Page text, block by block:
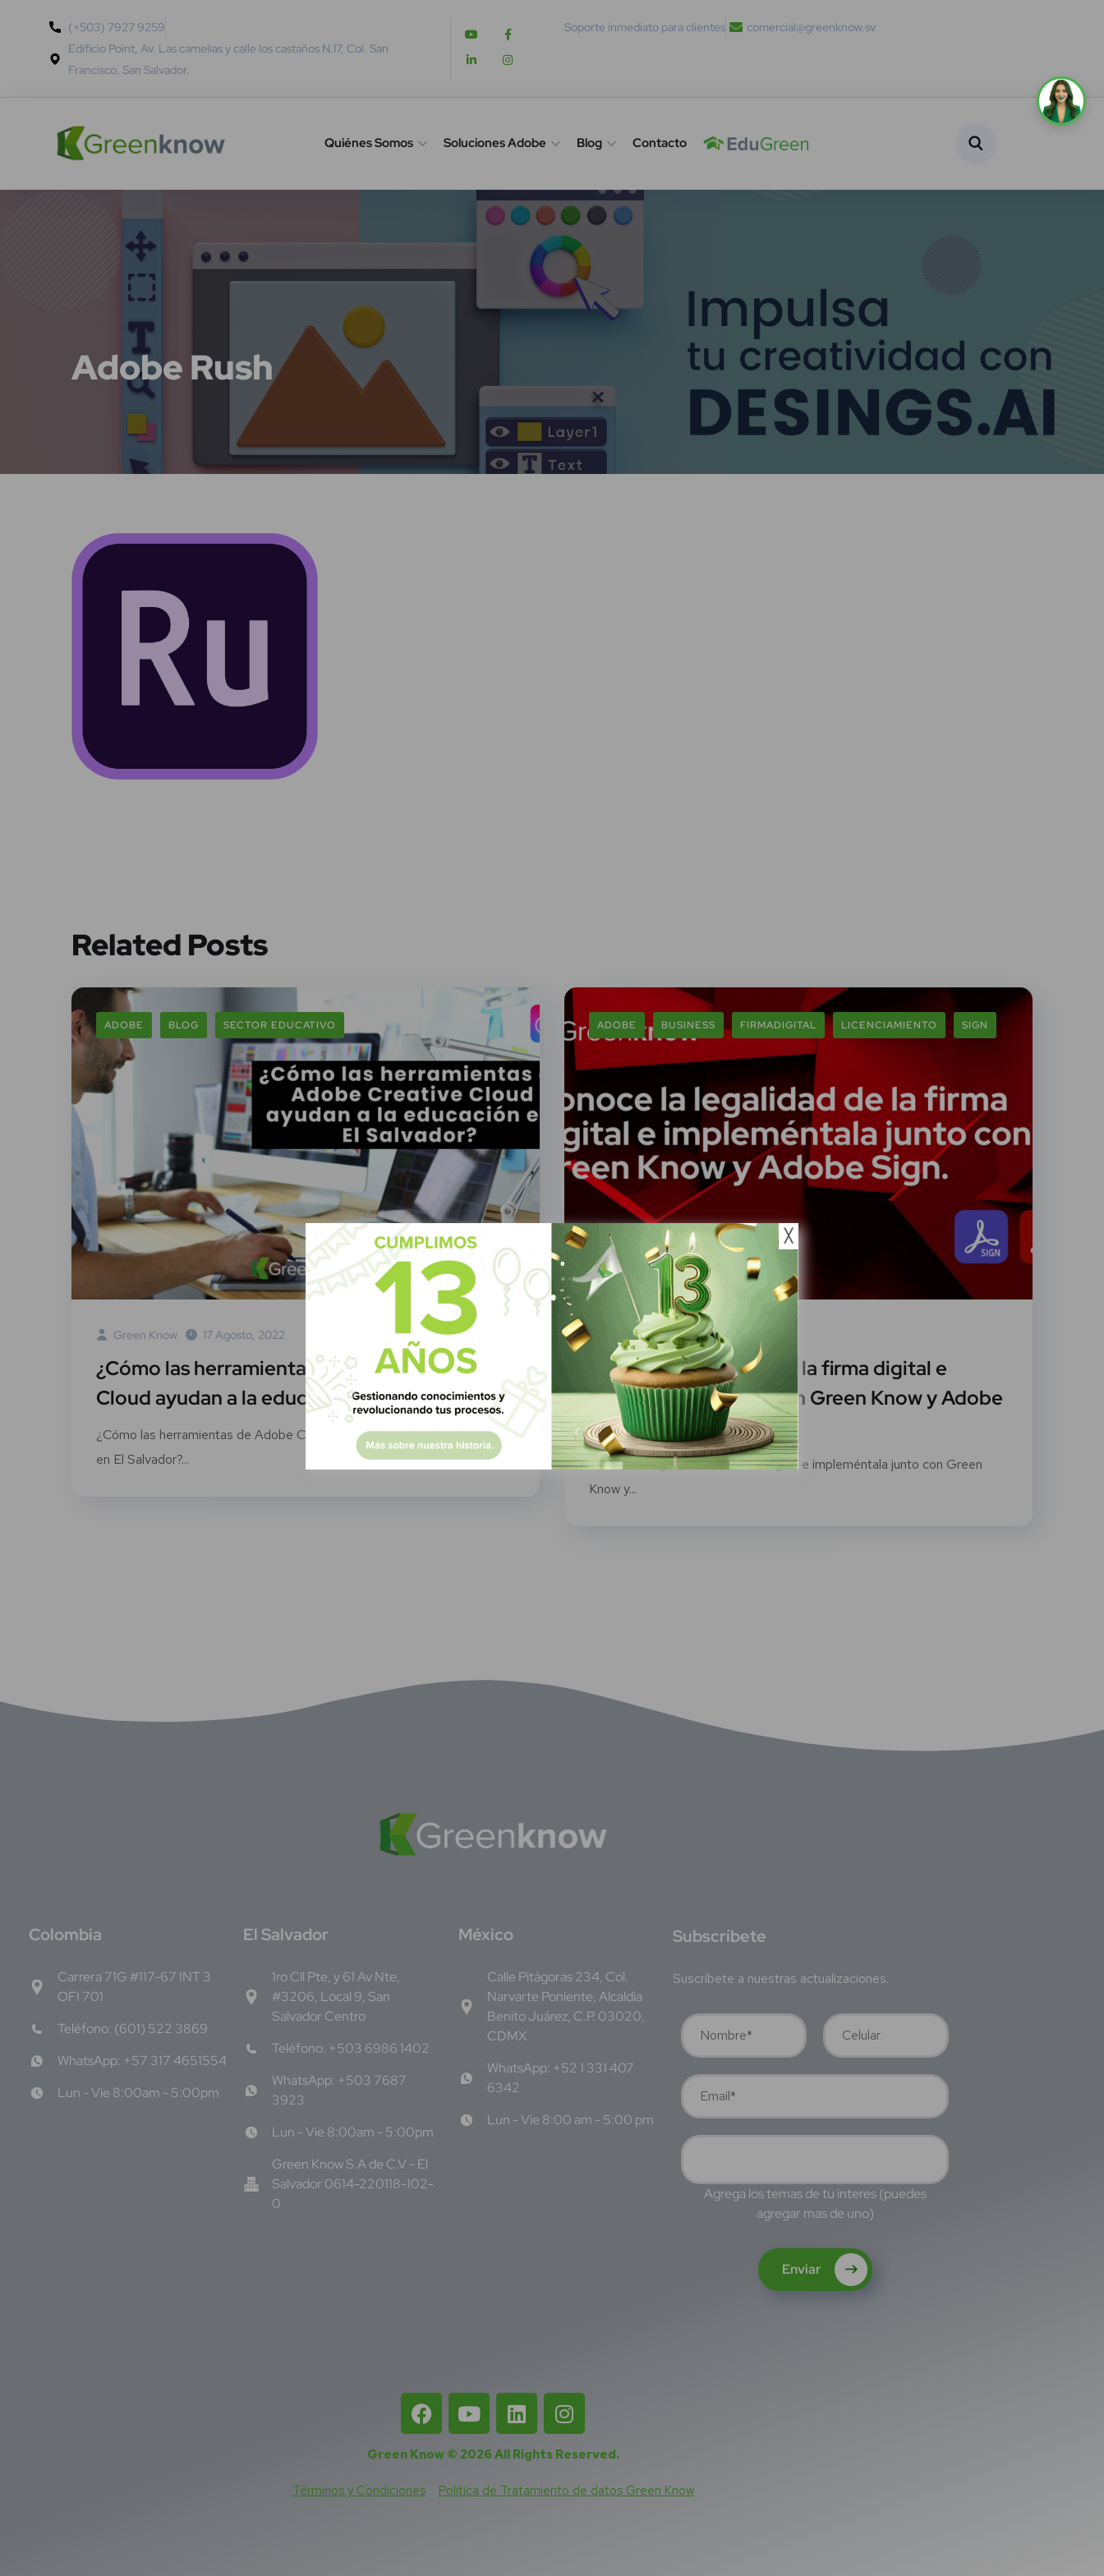
(+503) 7927 9259
Edificio Point, Av. Las camelias y calle los castaños N.17, Col. San
Francisco, San Salvador.
Soporte inmediato para clientes comercial@greenknow.sv
Quiénes Somos Soluciones Adobe Blog Contacto
Adobe Rush
Related Posts
ADOBE BLOG SECTOR EDUCATIVO
Green Know 17 Agosto, 2022
¿Cómo las herramientas de Adobe Creative
Cloud ayudan a la educación en El Salvador?
¿Cómo las herramientas de Adobe Creative Cloud ayudan a la educación
en El Salvador?...
ADOBE BUSINESS FIRMADIGITAL LICENCIAMIENTO SIGN
Green Know 14 Febrero, 2022
Conoce la legalidad de la firma digital e
impleméntala junto con Green Know y Adobe
Sign
Conoce la legalidad de la firma digital e impleméntala junto con Green
Know y...
Colombia
Carrera 71G #117-67 INT 3
OFI 701
Teléfono: (601) 522 3869
WhatsApp: +57 317 4651554
Lun - Vie 8:00am - 5:00pm
El Salvador
1ro Cll Pte, y 61 Av Nte,
#3206, Local 9, San
Salvador Centro
Teléfono: +503 6986 1402
WhatsApp: +503 7687
3923
Lun - Vie 8:00am - 5:00pm
Green Know S.A de C.V - El
Salvador 0614-220118-102-
0
México
Calle Pitágoras 234, Col.
Narvarte Poniente, Alcaldía
Benito Juárez, C.P. 03020,
CDMX
WhatsApp: +52 1 331 407
6342
Lun - Vie 8:00 am - 5:00 pm
Subscríbete
Suscríbete a nuestras actualizaciones.
Agrega los temas de tu interes (puedes
agregar mas de uno)
Enviar
Green Know © 2026All Rights Reserved.
Términos y Condiciones Política de Tratamiento de datos Green Know
╳